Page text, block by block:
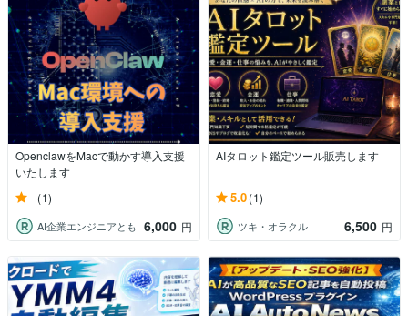
OpenclawをMacで動かす導入支援
いたします
- (1)
AI企業エンジニアとも 6,000 円
AIタロット鑑定ツール販売します
5.0(1)
ツキ・オラクル 6,500 円